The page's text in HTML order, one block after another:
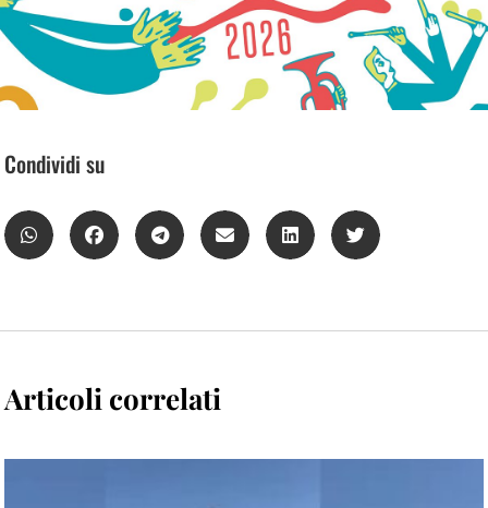
Condividi su
Articoli correlati